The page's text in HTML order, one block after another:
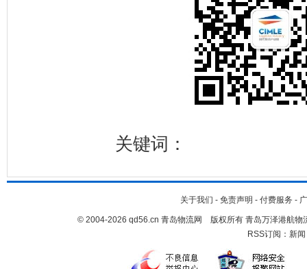
关键词：
关于我们 - 免责声明 - 付费服务 -
© 2004-2026 qd56.cn 青岛物流网 版权所有 青岛万泽港航物
RSS订阅： 新闻